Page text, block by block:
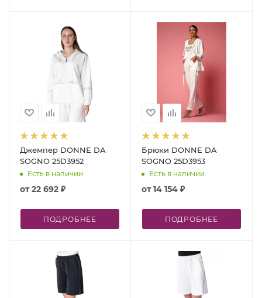
Джемпер DONNE DA
SOGNO 25D3952
Есть в наличии
от22 692 ₽
ПОДРОБНЕЕ
Брюки DONNE DA
SOGNO 25D3953
Есть в наличии
от14 154 ₽
ПОДРОБНЕЕ